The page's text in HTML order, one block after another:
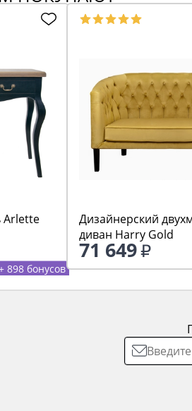
Arlette
898 бонусов
Дизайнерский
диван Harry Gold
71 649